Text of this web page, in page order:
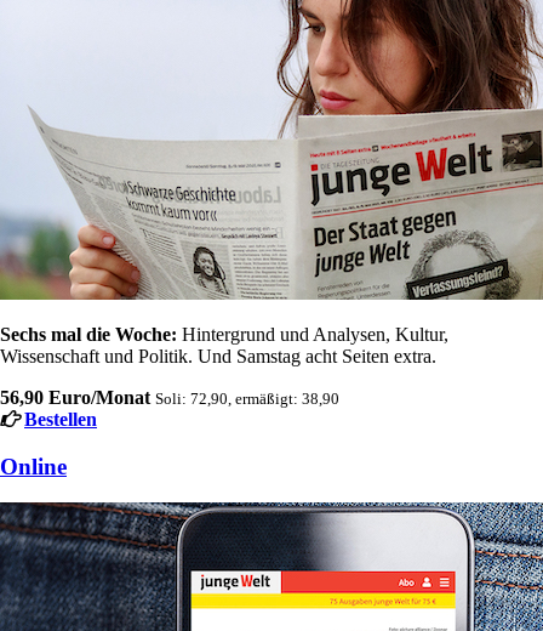
Sechs mal die Woche: Hintergrund und Analysen, Kultur,
Wissenschaft und Politik. Und Samstag acht Seiten extra.
56,90 Euro/Monat Soli: 72,90, ermäßigt: 38,90
Bestellen
Online